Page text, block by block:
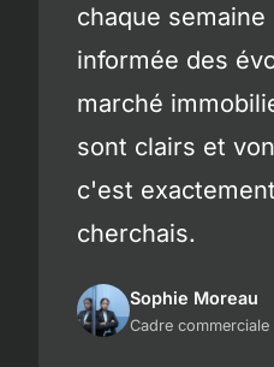
chaque
informée des
marché
sont clairs et
c'est
cherchais.
Sophie Moreau
Cadre commerciale